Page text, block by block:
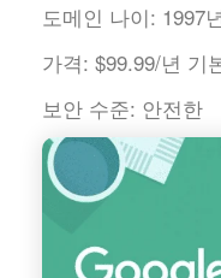
도메인 나이: 1997
가격: $99.99/년 기
보안 수준: 안전한